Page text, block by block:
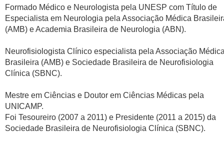
Formado Médico e Neurologista pela UNESP com Título de
Especialista em Neurologia pela Associação Médica
(AMB) e Academia Brasileira de Neurologia (ABN).
Neurofisiologista Clínico especialista pela Associação Médica
Brasileira (AMB) e Sociedade Brasileira de Neurofisiologia
Clínica (SBNC).
Mestre em Ciências e Doutor em Ciências Médicas pela
UNICAMP.
Foi Tesoureiro (2007 a 2011) e Presidente (2011 a 2015) da
Sociedade Brasileira de Neurofisiologia Clínica (SBNC).